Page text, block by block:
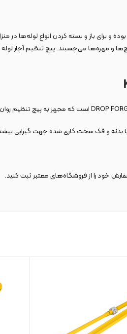
و برای باز و بسته کردن انواع لوله‌ها
و مهره‌ها می‌چسبند. پیچ تنظیم آچار
خود را از فروشگاه‌های معتبر ثبت کنید.